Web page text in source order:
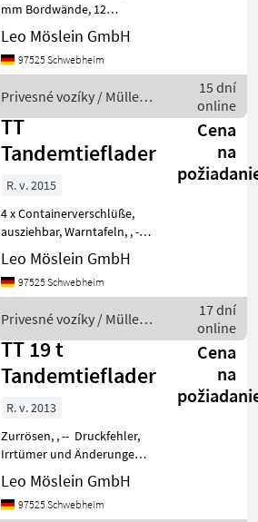
mm Bordwände, 12
x Zurrösen, , Fahrzeug wird
im Auftrag verkauft , , --
Druckfehler, Irrtümer und
Muster- Bild
Leo Möslein GmbH
97525 Schwebheim
Privesné vozíky / Müller-
Mitteltal
15 dní
online
TT
Tandemtieflader
Cena
na
R. v. 2015
4 x Containerverschlüße,
ausziehbar, Warntafeln, , --
Druckfehler, Irrtümer und
Änderungen vorbehalten,
Muster- Bilder --, Mehr
Details: ...
Leo Möslein GmbH
97525 Schwebheim
Privesné vozíky / Müller-
Mitteltal
17 dní
online
TT 19 t
Tandemtieflader
Cena
na
R. v. 2013
Zurrösen, , -- Druckfehler,
Irrtümer und Änderungen
vorbehalten, Muster-
Bilder --, Mehr Daten unter:
... More Details: ... Privesné
Leo Möslein GmbH
97525 Schwebheim